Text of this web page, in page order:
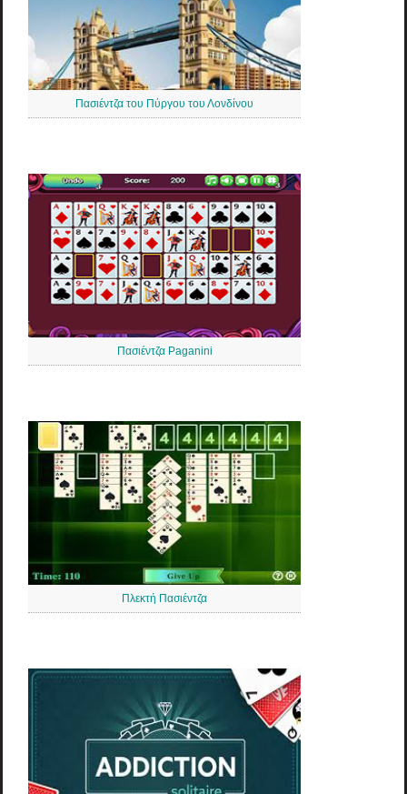
Πασιέντζα του Πύργου του Λονδίνου
Πασιέντζα Paganini
Πλεκτή Πασιέντζα